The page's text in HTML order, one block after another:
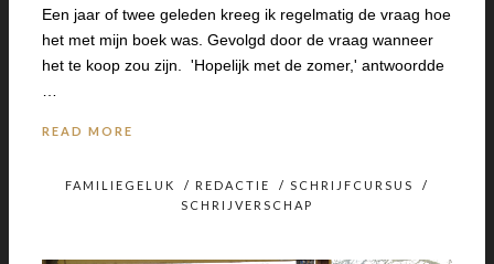
Een jaar of twee geleden kreeg ik regelmatig de vraag hoe
het met mijn boek was. Gevolgd door de vraag wanneer
het te koop zou zijn. 'Hopelijk met de zomer,' antwoordde
…
READ MORE
FAMILIEGELUK / REDACTIE / SCHRIJFCURSUS
/
SCHRIJVERSCHAP